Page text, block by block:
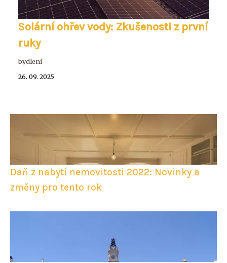
Solární ohřev vody: Zkušenosti z první
ruky
bydlení
26. 09. 2025
Daň z nabytí nemovitosti 2022: Novinky a
změny pro tento rok